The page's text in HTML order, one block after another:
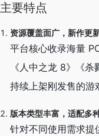
主要特点
资源覆盖面广，新作更
平台核心收录海量
《人中之龙 8》《
持续上架刚发售的游
版本类型丰富，适配多
针对不同使用需求